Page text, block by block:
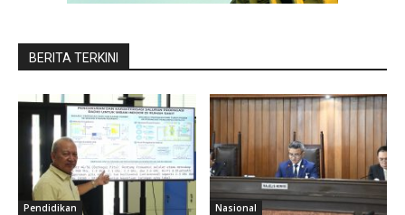
BERITA TERKINI
Pendidikan Nasional